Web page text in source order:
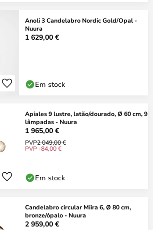
Anoli 3 Candelabro Nordic Gold/Opal -
Nuura
1 629,00 €
Em stock
Apiales 9 lustre, latão/dourado, Ø 60 cm, 9
lâmpadas - Nuura
1 965,00 €
PVP2 049,00 €
PVP -84,00 €
Em stock
Candelabro circular Miira 6, Ø 80 cm,
bronze/ópalo - Nuura
2 959,00 €